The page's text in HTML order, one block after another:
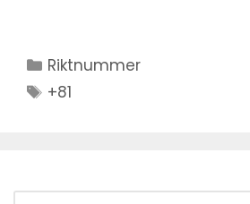
Kategorier
Riktnummer
Stikkord
+81